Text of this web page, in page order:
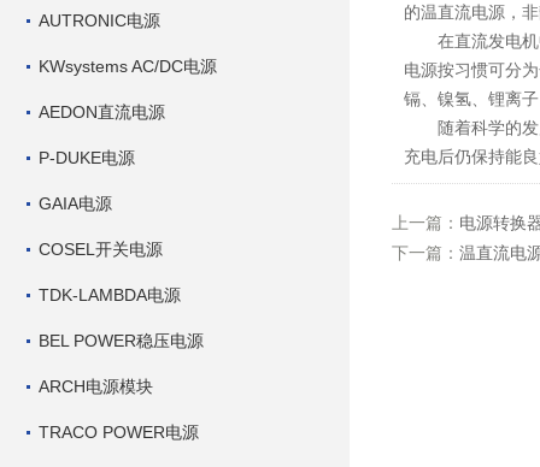
AUTRONIC电源
KWsystems AC/DC电源
AEDON直流电源
P-DUKE电源
GAIA电源
COSEL开关电源
TDK-LAMBDA电源
BEL POWER稳压电源
ARCH电源模块
TRACO POWER电源
的温直流电源，
在直流发电机
电源按习惯可分
镉、镍氢、锂离
随着科学的发
充电后仍保持能
上一篇： 电源转换
下一篇： 温直流电